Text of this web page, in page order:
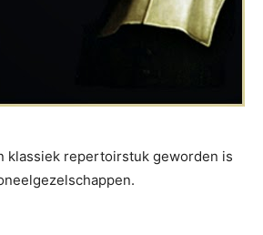
klassiek repertoirstuk geworden is